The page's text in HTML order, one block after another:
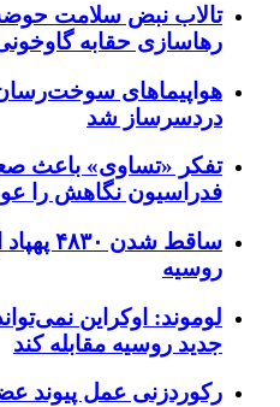
تالاب نبض سلامت
رهاسازی حقابه
هواپیماهای سوخت‌رسان
دردسرساز شد
تفکر «تساوی» باعث
فدراسیون نگاهش را
ساقط
روسیه
لوموند: اوکراین
جدید روسیه مقابله کند
رکوردزنی عمل پیوند